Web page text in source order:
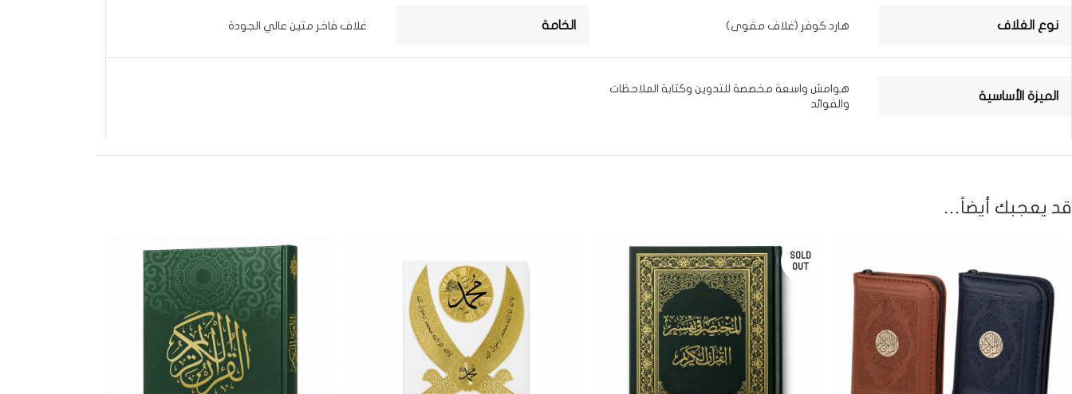
نوع الغلاف هارد كوفر (غلاف مقوى) الخامة غلاف فاخر متين عالي الجودة
الميزة الأساسية
هوامش واسعة مخصصة للتدوين وكتابة الملاحظات
والفوائد
قد يعجبك أيضاً…
SOLD
OUT